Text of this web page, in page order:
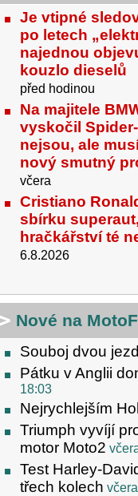
Je vtipné
po letech
najednou
kouzlo dieselů
před hodinou
Na majitele
vyskočil
nejsou, ale
nový smutný
včera
Cristiano
sbírku
hračkářství té
6.8.2026
Nové na
Souboj dvou
Pátku v Anglii
18:03
Nejrychlejším
Triumph vyvíjí
motor Moto2
Test Harley-
třech kolech